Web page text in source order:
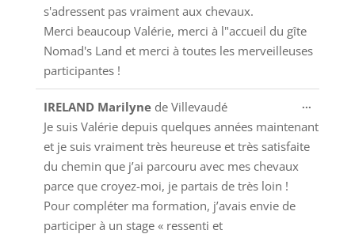
s'adressent pas vraiment aux chevaux.
Merci beaucoup Valérie, merci à l"accueil du gîte
Nomad's Land et merci à toutes les merveilleuses
participantes !
IRELAND Marilyne de Villevaudé
Je suis Valérie depuis quelques années maintenant
et je suis vraiment très heureuse et très satisfaite
du chemin que j’ai parcouru avec mes chevaux
parce que croyez-moi, je partais de très loin !
Pour compléter ma formation, j’avais envie de
participer à un stage « ressenti et
...
boîte